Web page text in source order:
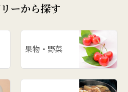
ーから探す
果物・野菜